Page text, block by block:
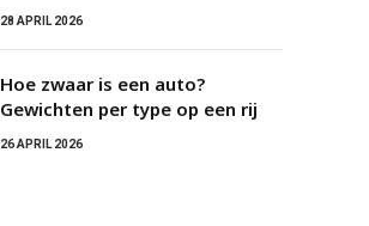
28 APRIL 2026
Hoe zwaar is een auto?
Gewichten per type op een rij
26 APRIL 2026